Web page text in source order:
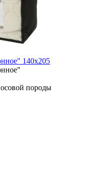
140х205
породы